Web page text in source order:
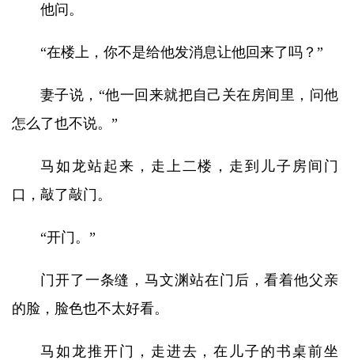
他问。
“在楼上，你不是给他发消息让他回来了吗？”
妻子说，“他一回来就把自己关在房间里，问他
怎么了也不说。”
马如龙站起来，走上二楼，走到儿子房间门
口，敲了敲门。
“开门。”
门开了一条缝，马文渊站在门后，看着他父亲
的脸，脸色也不太好看。
马如龙推开门，走进去，在儿子的书桌前坐